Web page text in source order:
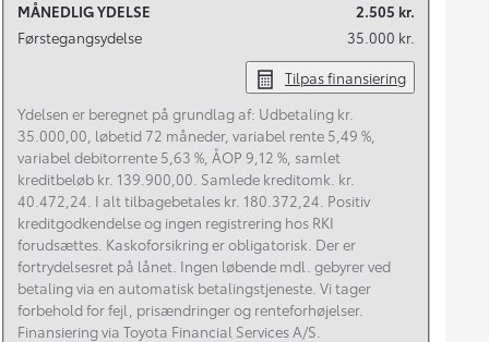
MÅNEDLIG YDELSE
2.505 kr.
Førstegangsydelse
35.000 kr.
Tilpas finansiering
Ydelsen er beregnet på grundlag af: Udbetaling kr.
35.000,00, løbetid 72 måneder, variabel rente 5,49 %,
variabel debitorrente 5,63 %, ÅOP 9,12 %, samlet
kreditbeløb kr. 139.900,00. Samlede kreditomk. kr.
40.472,24. I alt tilbagebetales kr. 180.372,24. Positiv
kreditgodkendelse og ingen registrering hos RKI
forudsættes. Kaskoforsikring er obligatorisk. Der er
fortrydelsesret på lånet. Ingen løbende mdl. gebyrer ved
betaling via en automatisk betalingstjeneste. Vi tager
forbehold for fejl, prisændringer og renteforhøjelser.
Finansiering via Toyota Financial Services A/S.